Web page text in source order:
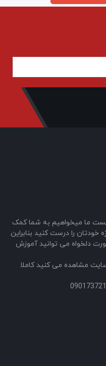
ما میخواهیم به شما کمک
خودتان را درست کنید بنابراین
دلخواه می توانید آموزش
مشاهده می کنید کاملا